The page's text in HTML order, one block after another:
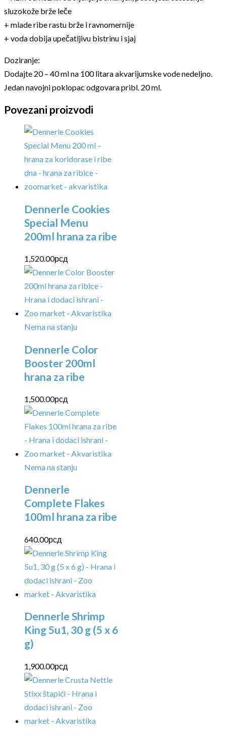
sluzokože brže leče
+ mlade ribe rastu brže i ravnomernije
+ voda dobija upečatljivu bistrinu i sjaj
Doziranje:
Dodajte 20 – 40 ml na 100 litara akvarijumske vode nedeljno.
Jedan navojni poklopac odgovara pribl. 20 ml.
Povezani proizvodi
Dennerle Cookies
Special Menu
200ml hrana za ribe
1,520.00рсд
Nema na stanju
Dennerle Color
Booster 200ml
hrana za ribe
1,500.00рсд
Nema na stanju
Dennerle
Complete Flakes
100ml hrana za ribe
640.00рсд
Dennerle Shrimp
King 5u1, 30 g (5 x 6
g)
1,900.00рсд